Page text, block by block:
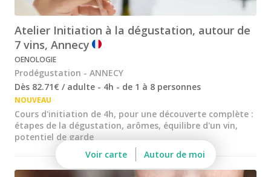
Visite cave Vouvray
Caves Ackerman
Cave de Vouvray
Caves du Louvre
Cave historique des Hospices de Strasbourg
Bouvet Ladubay
Champagne Canard Duchêne
Atelier Initiation à la dégustation, autour de
7 vins, Annecy
OENOLOGIE
Prodégustation - ANNECY
Dès 82.71€ / adulte - 4h - de 1 à 8 personnes
NOUVEAU
Cours d'initiation de 4h, pour une découverte complète :
étapes de la dégustation, arômes, équilibre d'un vin,
potentiel de garde
Voir carte
Autour de moi